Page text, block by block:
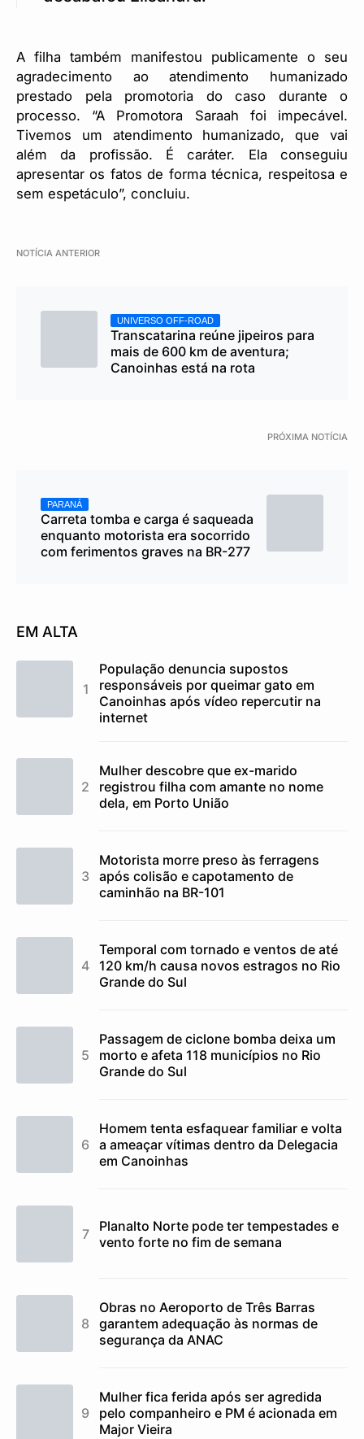
A filha também manifestou publicamente o seu
agradecimento ao atendimento humanizado
prestado pela promotoria do caso durante o
processo. “A Promotora Saraah foi impecável.
Tivemos um atendimento humanizado, que vai
além da profissão. É caráter. Ela conseguiu
apresentar os fatos de forma técnica, respeitosa e
sem espetáculo”, concluiu.
NOTÍCIA ANTERIOR
UNIVERSO OFF-ROAD
Transcatarina reúne jipeiros para
mais de 600 km de aventura;
Canoinhas está na rota
PRÓXIMA NOTÍCIA
PARANÁ
Carreta tomba e carga é saqueada
enquanto motorista era socorrido
com ferimentos graves na BR-277
EM ALTA
População denuncia supostos
responsáveis por queimar gato em
Canoinhas após vídeo repercutir na
internet
Mulher descobre que ex-marido
registrou filha com amante no nome
dela, em Porto União
Motorista morre preso às ferragens
após colisão e capotamento de
caminhão na BR-101
Temporal com tornado e ventos de até
120 km/h causa novos estragos no Rio
Grande do Sul
Passagem de ciclone bomba deixa um
morto e afeta 118 municípios no Rio
Grande do Sul
Homem tenta esfaquear familiar e volta
a ameaçar vítimas dentro da Delegacia
em Canoinhas
Planalto Norte pode ter tempestades e
vento forte no fim de semana
Obras no Aeroporto de Três Barras
garantem adequação às normas de
segurança da ANAC
Mulher fica ferida após ser agredida
pelo companheiro e PM é acionada em
Major Vieira